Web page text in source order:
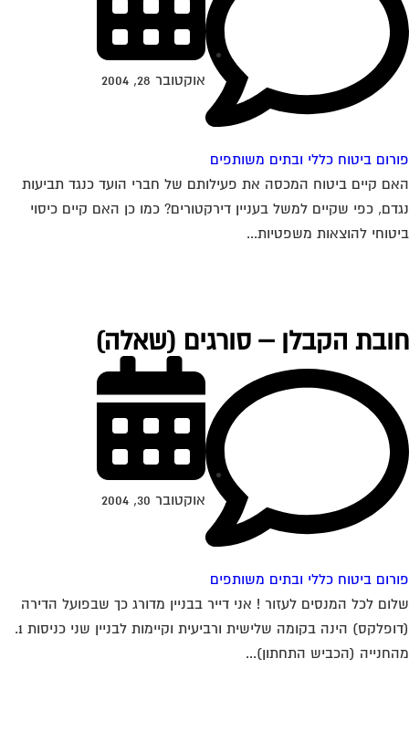
ביטוח כללי ובתים משותפים
אוקטובר 28, 2004
קיים ביטוח המכסה את פעילותם של חברי הועד כנגד תביעות
כפי שקיים למשל בעניין דירקטורים? כמו כן האם קיים כיסוי
להוצאות משפטיות...
הקבלן – סורגים (שאלה)
ביטוח כללי ובתים משותפים
אוקטובר 30, 2004
לכל המנסים לעזור ! אני דייר בבניין מדורג כך שבפועל הדירה
(הכביש התחתון)...